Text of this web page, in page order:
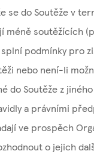
se do Soutěže v
méně soutěžících
podmínky pro
nebo není-li
do Soutěže z
a právními
ve prospěch
o jejich